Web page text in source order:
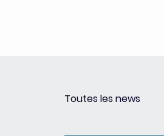
Toutes les news